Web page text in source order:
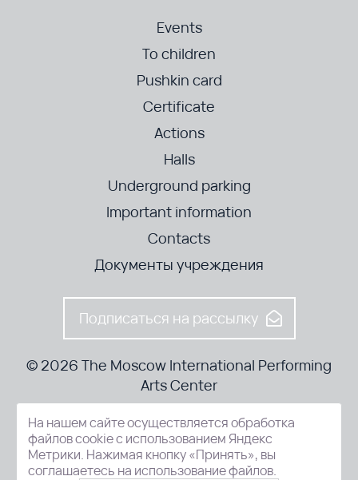
Events
To children
Pushkin card
Certificate
Actions
Halls
Underground parking
Important information
Contacts
Документы учреждения
Подписаться на рассылку
© 2026 The Moscow International Performing
Arts Center
52-8, Kosmodamianskaya nab., Moscow, 115054, Russia
На нашем сайте осуществляется обработка
файлов cookie с использованием Яндекс
Метрики. Нажимая кнопку «Принять», вы
соглашаетесь на использование файлов.